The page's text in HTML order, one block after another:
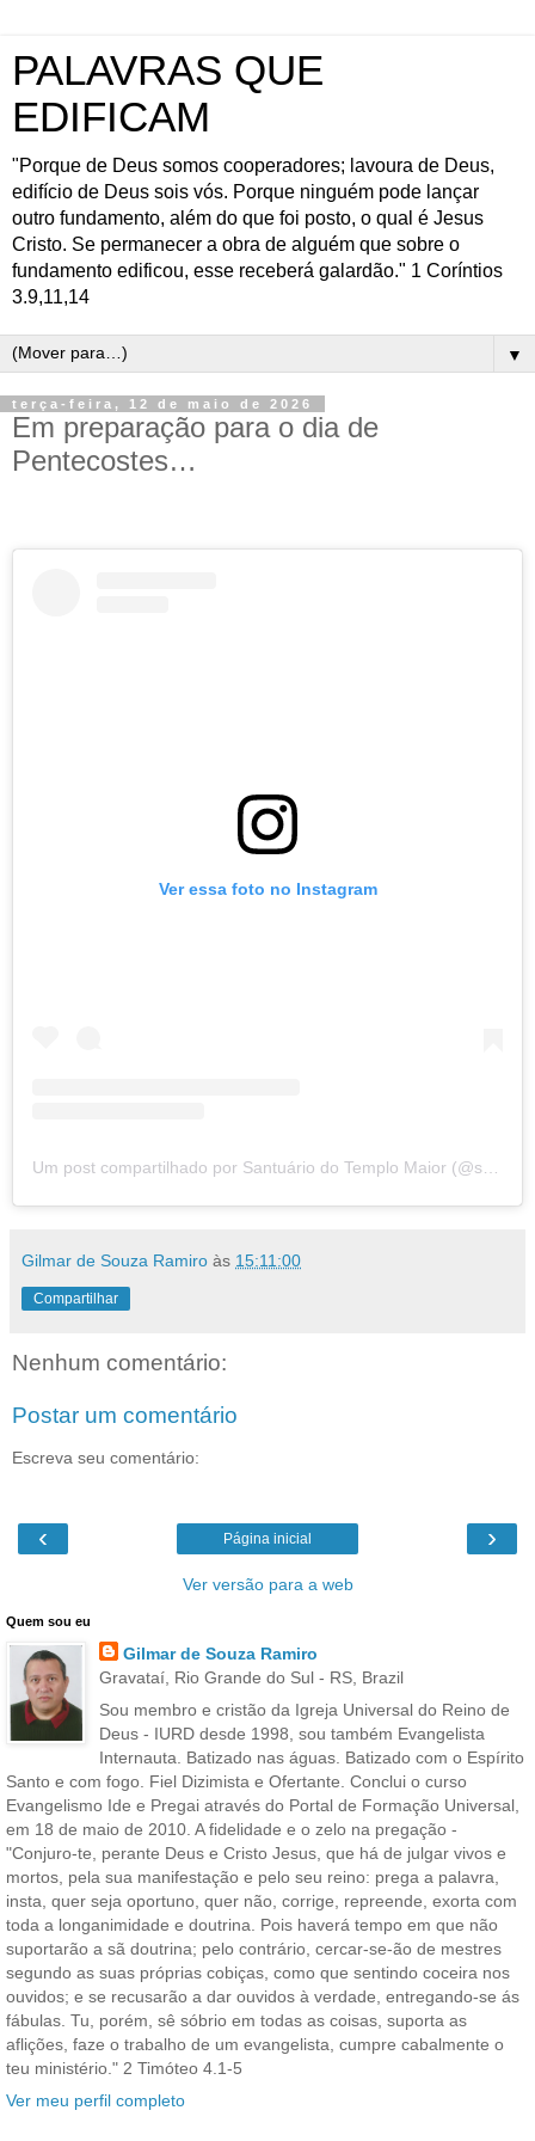
PALAVRAS QUE
EDIFICAM
"Porque de Deus somos cooperadores; lavoura de Deus,
edifício de Deus sois vós. Porque ninguém pode lançar
outro fundamento, além do que foi posto, o qual é Jesus
Cristo. Se permanecer a obra de alguém que sobre o
fundamento edificou, esse receberá galardão." 1 Coríntios
3.9,11,14
▼
terça-feira, 12 de maio de 2026
Em preparação para o dia de
Pentecostes…
Ver essa foto no Instagram
Um post compartilhado por Santuário do Templo Maior (@santuariodotemplomaior)
Gilmar de Souza Ramiro às 15:11:00
Compartilhar
Nenhum comentário:
Postar um comentário
Escreva seu comentário:
‹ ›
Página inicial
Ver versão para a web
Quem sou eu
Gilmar de Souza Ramiro
Gravataí, Rio Grande do Sul - RS, Brazil
Sou membro e cristão da Igreja Universal do Reino de
Deus - IURD desde 1998, sou também Evangelista
Internauta. Batizado nas águas. Batizado com o Espírito
Santo e com fogo. Fiel Dizimista e Ofertante. Conclui o curso
Evangelismo Ide e Pregai através do Portal de Formação Universal,
em 18 de maio de 2010. A fidelidade e o zelo na pregação -
"Conjuro-te, perante Deus e Cristo Jesus, que há de julgar vivos e
mortos, pela sua manifestação e pelo seu reino: prega a palavra,
insta, quer seja oportuno, quer não, corrige, repreende, exorta com
toda a longanimidade e doutrina. Pois haverá tempo em que não
suportarão a sã doutrina; pelo contrário, cercar-se-ão de mestres
segundo as suas próprias cobiças, como que sentindo coceira nos
ouvidos; e se recusarão a dar ouvidos à verdade, entregando-se ás
fábulas. Tu, porém, sê sóbrio em todas as coisas, suporta as
aflições, faze o trabalho de um evangelista, cumpre cabalmente o
teu ministério." 2 Timóteo 4.1-5
Ver meu perfil completo